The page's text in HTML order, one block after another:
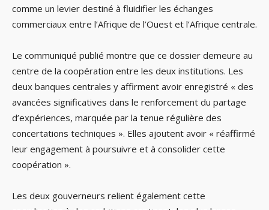
comme un levier destiné à fluidifier les échanges
commerciaux entre l’Afrique de l’Ouest et l’Afrique centrale.
Le communiqué publié montre que ce dossier demeure au
centre de la coopération entre les deux institutions. Les
deux banques centrales y affirment avoir enregistré « des
avancées significatives dans le renforcement du partage
d’expériences, marquée par la tenue régulière des
concertations techniques ». Elles ajoutent avoir « réaffirmé
leur engagement à poursuivre et à consolider cette
coopération ».
Les deux gouverneurs relient également cette